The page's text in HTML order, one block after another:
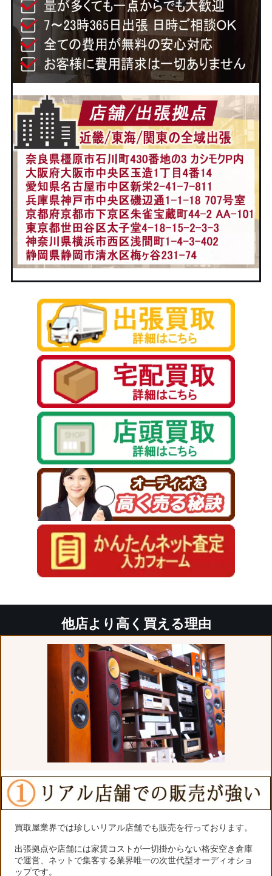
他店より高く買える理由
買取屋業界では珍しいリアル店舗でも販売を行っております。
出張拠点や店舗には家賃コストが一切掛からない格安空き倉庫
で運営、ネットで集客する業界唯一の次世代型オーディオショ
ップです。